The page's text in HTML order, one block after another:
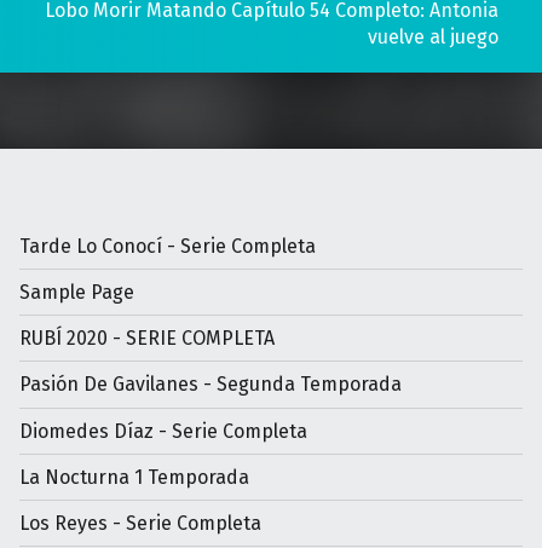
Lobo Morir Matando Capítulo 54 Completo: Antonia
vuelve al juego
Tarde Lo Conocí - Serie Completa
Sample Page
RUBÍ 2020 - SERIE COMPLETA
Pasión De Gavilanes - Segunda Temporada
Diomedes Díaz - Serie Completa
La Nocturna 1 Temporada
Los Reyes - Serie Completa